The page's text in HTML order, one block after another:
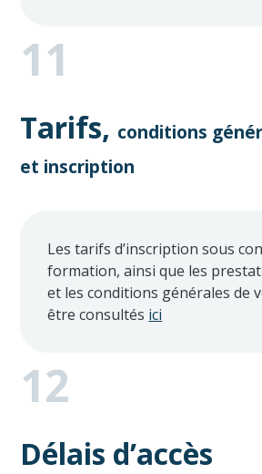
11
Tarifs, conditions
et inscription
Les tarifs d’inscription sous
formation, ainsi que les
et les conditions générales de
être consultés ici
12
Délais d’accès